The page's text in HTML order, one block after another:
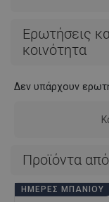
Ερωτήσεις
κοινότητα
Δεν υπάρχουν
Προϊόντα
ΗΜΈΡΕΣ ΜΠΆΝΙΟΥ